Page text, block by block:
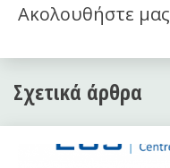
Ακολουθήστε μας
Σχετικά άρθρα